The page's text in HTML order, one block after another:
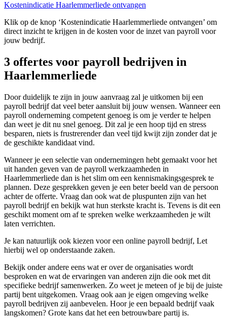
Kostenindicatie Haarlemmerliede ontvangen
Klik op de knop ‘Kostenindicatie Haarlemmerliede ontvangen’ om
direct inzicht te krijgen in de kosten voor de inzet van payroll voor
jouw bedrijf.
3 offertes voor payroll bedrijven in
Haarlemmerliede
Door duidelijk te zijn in jouw aanvraag zal je uitkomen bij een
payroll bedrijf dat veel beter aansluit bij jouw wensen. Wanneer een
payroll onderneming competent genoeg is om je verder te helpen
dan weet je dit nu snel genoeg. Dit zal je een hoop tijd en stress
besparen, niets is frustrerender dan veel tijd kwijt zijn zonder dat je
de geschikte kandidaat vind.
Wanneer je een selectie van ondernemingen hebt gemaakt voor het
uit handen geven van de payroll werkzaamheden in
Haarlemmerliede dan is het slim om een kennismakingsgesprek te
plannen. Deze gesprekken geven je een beter beeld van de persoon
achter de offerte. Vraag dan ook wat de pluspunten zijn van het
payroll bedrijf en bekijk wat hun sterkste kracht is. Tevens is dit een
geschikt moment om af te spreken welke werkzaamheden je wilt
laten verrichten.
Je kan natuurlijk ook kiezen voor een online payroll bedrijf, Let
hierbij wel op onderstaande zaken.
Bekijk onder andere eens wat er over de organisaties wordt
besproken en wat de ervaringen van anderen zijn die ook met dit
specifieke bedrijf samenwerken. Zo weet je meteen of je bij de juiste
partij bent uitgekomen. Vraag ook aan je eigen omgeving welke
payroll bedrijven zij aanbevelen. Hoor je een bepaald bedrijf vaak
langskomen? Grote kans dat het een betrouwbare partij is.